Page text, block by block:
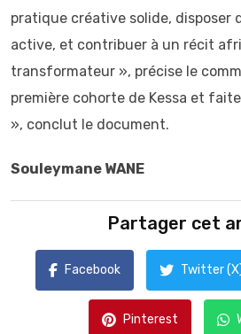
pratique créative solide, disposer
active, et contribuer à un récit
transformateur », précise le
première cohorte de Kessa et
», conclut le document.
Souleymane WANE
Partager cet
Facebook Twitter
Pinterest